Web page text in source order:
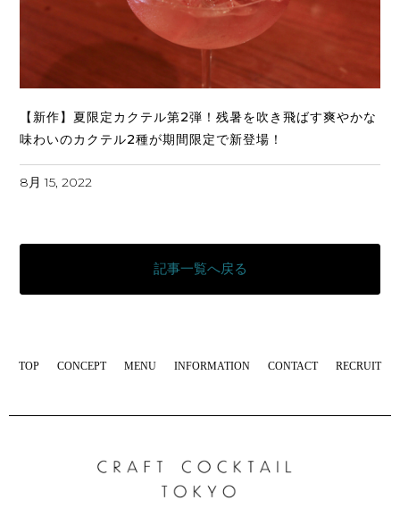
【新作】夏限定カクテル第2弾！残暑を吹き飛ばす爽やかな
味わいのカクテル2種が期間限定で新登場！
8月 15, 2022
記事一覧へ戻る
TOP CONCEPT MENU INFORMATION CONTACT RECRUIT